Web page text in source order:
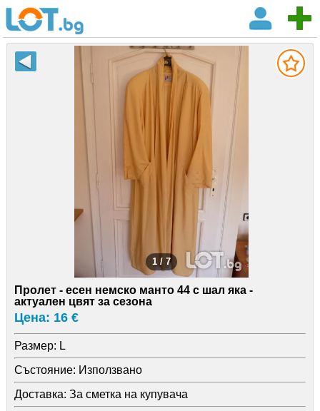
1 / 7
Пролет - есен немско манто 44 с шал яка -
актуален цвят за сезона
Цена: 16 €
Размер: L
Състояние: Използвано
Доставка: За сметка на купувача